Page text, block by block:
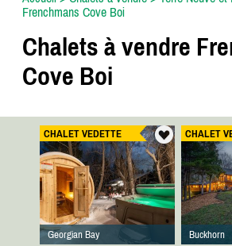
Frenchmans Cove Boi
Chalets à vendre
Cove Boi
CHALET VEDETTE
Georgian Bay
CHALET
Buckhorn